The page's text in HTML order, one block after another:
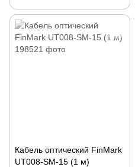
Кабель оптический FinMark
UT008-SM-15 (1 м)